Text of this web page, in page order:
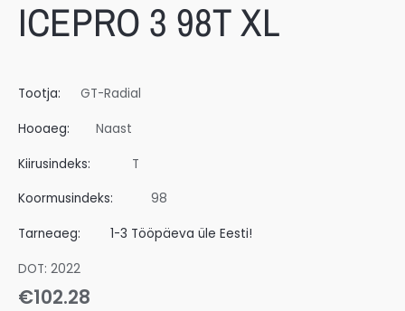
ICEPRO 3 98T XL
Tootja: GT-Radial
Hooaeg: Naast
Kiirusindeks: T
Koormusindeks: 98
Tarneaeg: 1-3 Tööpäeva üle Eesti!
DOT: 2022
€102.28